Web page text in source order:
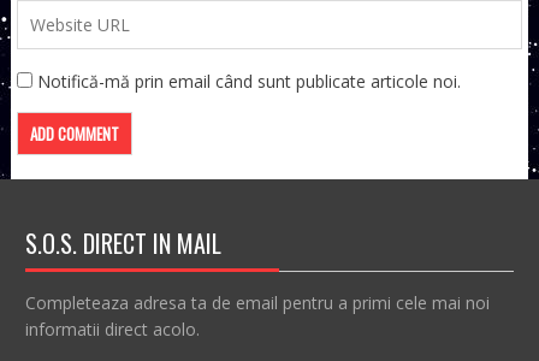
Notifică-mă prin email când sunt publicate articole noi.
S.O.S. DIRECT IN MAIL
Completeaza adresa ta de email pentru a primi cele mai noi
informatii direct acolo.